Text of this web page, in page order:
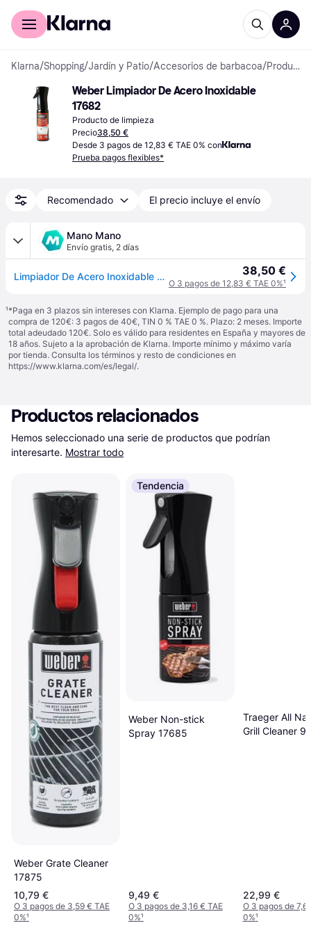
Comprar con Klarna
Klarna/Shopping/Jardín y Patio/Accesorios de barbacoa/ Productos de limpieza
Weber Limpiador De Acero Inoxidable
17682
Producto de limpieza
Precio38,50 €
Desde 3 pagos de 12,83 € TAE 0% con
Prueba pagos flexibles*
Recomendado El precio incluye el envío
Mano Mano
Envío gratis, 2 días
Limpiador De Acero Inoxidable Weber 300 Ml 38,50 €
O 3 pagos de 12,83 € TAE 0%¹
¹*Paga en 3 plazos sin intereses con Klarna. Ejemplo de pago para una
compra de 120€: 3 pagos de 40€, TIN 0 % TAE 0 %. Plazo: 2 meses. Importe
total adeudado 120€. Solo es válido para residentes en España y mayores de
18 años. Sujeto a la aprobación de Klarna. Importe mínimo y máximo varía
por tienda. Consulta los términos y resto de condiciones en
https://www.klarna.com/es/legal/.
Productos relacionados
Hemos seleccionado una serie de productos que podrían
interesarte. Mostrar todo
Weber Grate Cleaner
17875
10,79 €
O 3 pagos de 3,59 € TAE
0%¹
Tendencia
Weber Non-stick
Spray 17685
9,49 €
O 3 pagos de 3,16 € TAE
0%¹
Traeger All
Grill Cleaner
22,99 €
O 3 pagos de
0%¹